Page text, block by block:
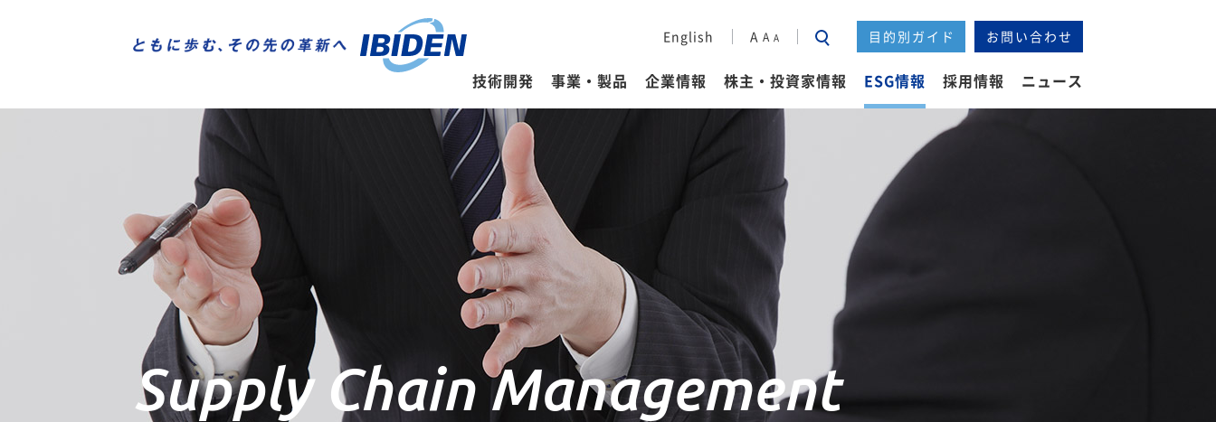
技術開発 事業・製品
セラミック事業 その他事業
企業情報
ご挨拶 会社概要 企業理念
中期経営計画
イビデンレグルス スポーツ活動 企業情報ニュース
株主・投資家情報
トップメッセージ 財務ハイライト IRカレンダー
IRライブラリー
株式・格付情報 ディスクロージャーポリシー IRニュース
ESG情報
トップメッセージ ESG経営に対する考え方 環境（E）
社会（S）
ESGデータ集 ESG情報の編集方針 ESGニュース
採用情報 ニュース
企業情報 ESG
English A A A 目的別ガイド お問い合わせ
Supply Chain Management